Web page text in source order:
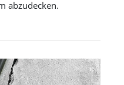
abzudecken.